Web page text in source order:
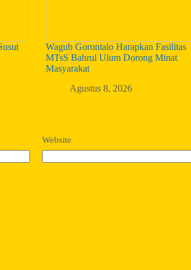
Wagub Gorontalo Harapkan Fasilitas
MTsS Bahrul Ulum Dorong Minat
Masyarakat
Agustus 8, 2026
Website